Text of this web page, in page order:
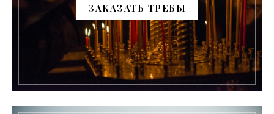
ЗАКАЗАТЬ ТРЕБЫ